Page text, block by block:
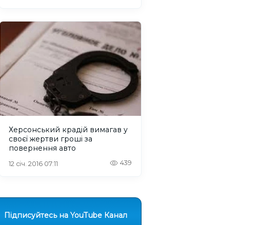
Херсонський крадій вимагав у
своєї жертви гроші за
повернення авто
12 січ. 2016 07:11 439
Підписуйтесь на YouTube Канал